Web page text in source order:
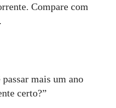
Compare com
mais um ano
certo?”